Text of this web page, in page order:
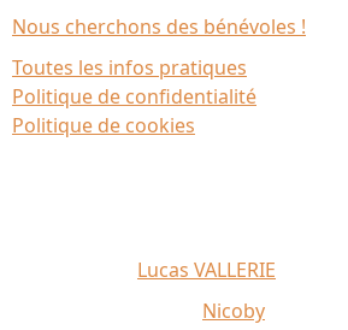
Nous cherchons des bénévoles !
Toutes les infos pratiques
Politique de confidentialité
Politique de cookies
Lucas VALLERIE
Nicoby